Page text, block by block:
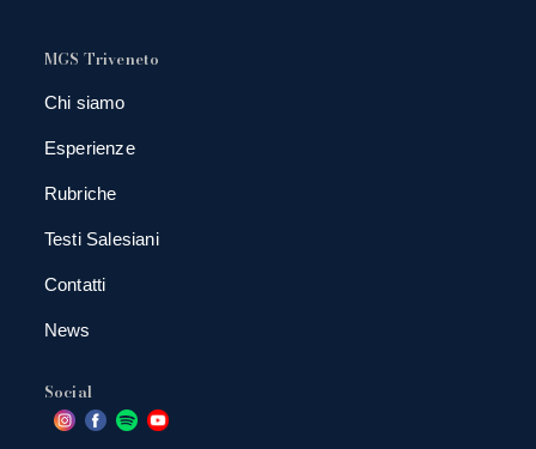
MGS Triveneto
Chi siamo
Esperienze
Rubriche
Testi Salesiani
Contatti
News
Social